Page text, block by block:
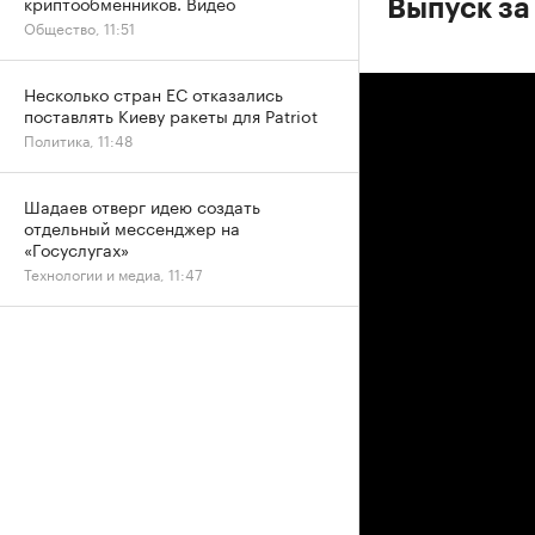
Выпуск
Общество, 11:51
Несколько стран ЕС отказались
поставлять Киеву ракеты для Patriot
Политика, 11:48
Шадаев отверг идею создать
отдельный мессенджер на
«Госуслугах»
Технологии и медиа, 11:47